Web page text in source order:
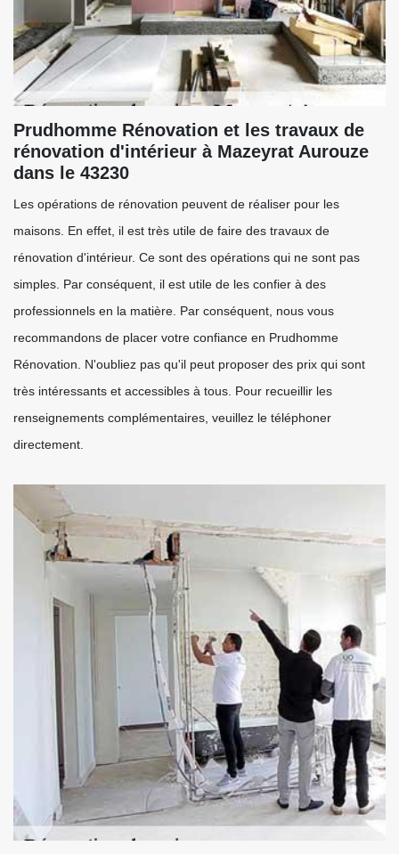
Prudhomme Rénovation et les travaux de
rénovation d'intérieur à Mazeyrat Aurouze
dans le 43230
Les opérations de rénovation peuvent de réaliser pour les
maisons. En effet, il est très utile de faire des travaux de
rénovation d'intérieur. Ce sont des opérations qui ne sont pas
simples. Par conséquent, il est utile de les confier à des
professionnels en la matière. Par conséquent, nous vous
recommandons de placer votre confiance en Prudhomme
Rénovation. N'oubliez pas qu'il peut proposer des prix qui sont
très intéressants et accessibles à tous. Pour recueillir les
renseignements complémentaires, veuillez le téléphoner
directement.